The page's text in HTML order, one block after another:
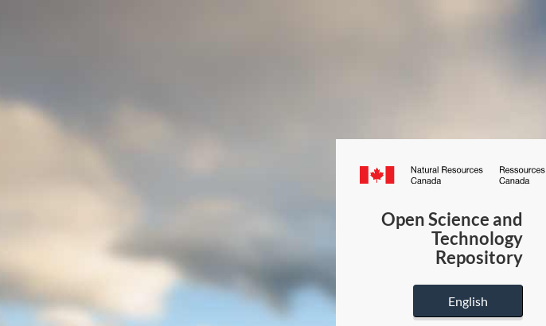
Canada.ca
Open Science and
Technology
Repository
English